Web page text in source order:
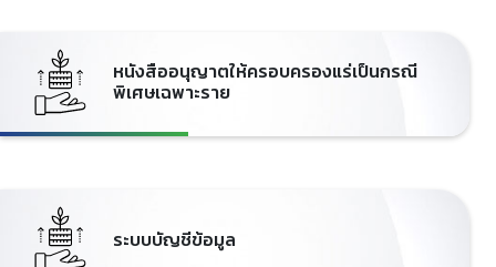
หนังสืออนุญาตให้ครอบครองแร่เป็นกรณี
พิเศษเฉพาะราย
ระบบบัญชีข้อมูล